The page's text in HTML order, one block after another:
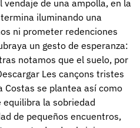
de una ampolla, en la
iluminando una
ni prometer redenciones
un gesto de esperanza:
notamos que el suelo, por
Les cançons tristes
Costas se plantea así como
equilibra la sobriedad
de pequeños encuentros,